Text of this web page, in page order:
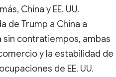
China y EE. UU.
de Trump a China a
sin contratiempos, ambas
y la estabilidad de
de EE. UU.